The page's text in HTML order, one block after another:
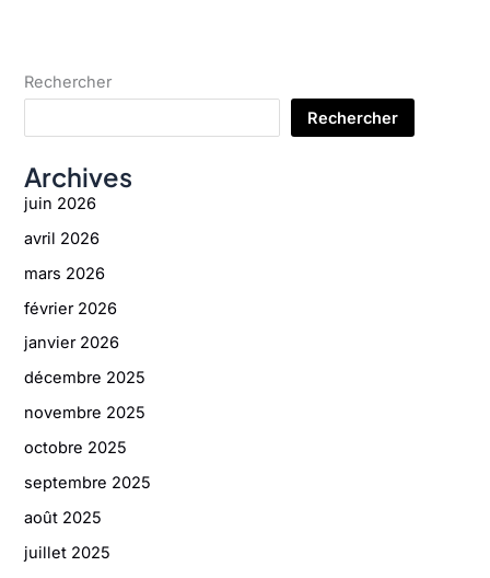
Rechercher
Rechercher
Archives
juin 2026
avril 2026
mars 2026
février 2026
janvier 2026
décembre 2025
novembre 2025
octobre 2025
septembre 2025
août 2025
juillet 2025